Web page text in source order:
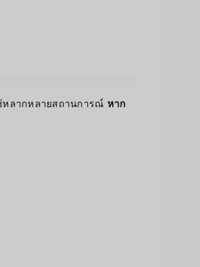
หลากหลายสถานการณ์ หาก